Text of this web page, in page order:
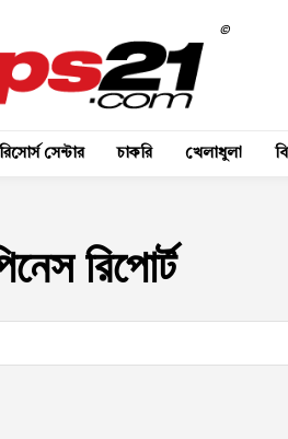
©
রিসোর্স সেন্টার চাকরি খেলাধুলা
রিপোর্ট